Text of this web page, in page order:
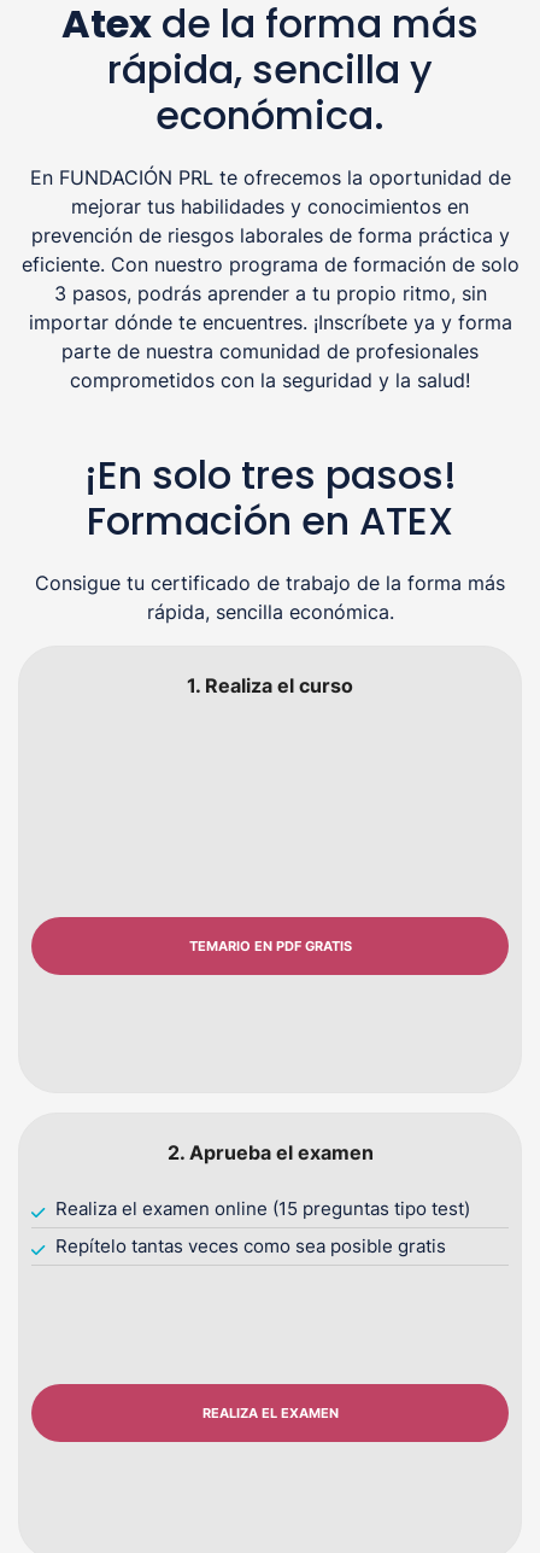
Atex de la forma más
rápida, sencilla y
económica.
En FUNDACIÓN PRL te ofrecemos la oportunidad de
mejorar tus habilidades y conocimientos en
prevención de riesgos laborales de forma práctica y
eficiente. Con nuestro programa de formación de solo
3 pasos, podrás aprender a tu propio ritmo, sin
importar dónde te encuentres. ¡Inscríbete ya y forma
parte de nuestra comunidad de profesionales
comprometidos con la seguridad y la salud!
¡En solo tres pasos!
Formación en ATEX
Consigue tu certificado de trabajo de la forma más
rápida, sencilla económica.
1. Realiza el curso
TEMARIO EN PDF GRATIS
2. Aprueba el examen
Realiza el examen online (15 preguntas tipo test)
Repítelo tantas veces como sea posible gratis
REALIZA EL EXAMEN